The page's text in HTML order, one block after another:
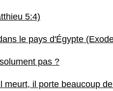
5:4)
le pays d'Égypte
pas ?
meurt, il porte beaucoup